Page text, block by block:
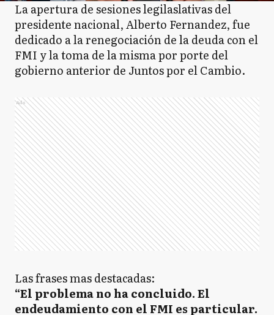
La apertura de sesiones legilaslativas del
presidente nacional, Alberto Fernandez, fue
dedicado a la renegociación de la deuda con el
FMI y la toma de la misma por porte del
gobierno anterior de Juntos por el Cambio.
Ads
Las frases mas destacadas:
“El problema no ha concluido. El
endeudamiento con el FMI es particular.